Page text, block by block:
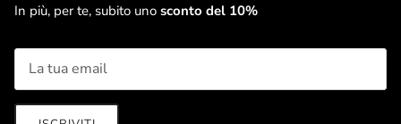
In più, per te, subito uno sconto del 10%